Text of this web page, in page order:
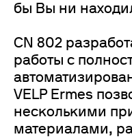
бы Вы ни
CN 802
работы с
VELP Ermes
несколькими
материалами,